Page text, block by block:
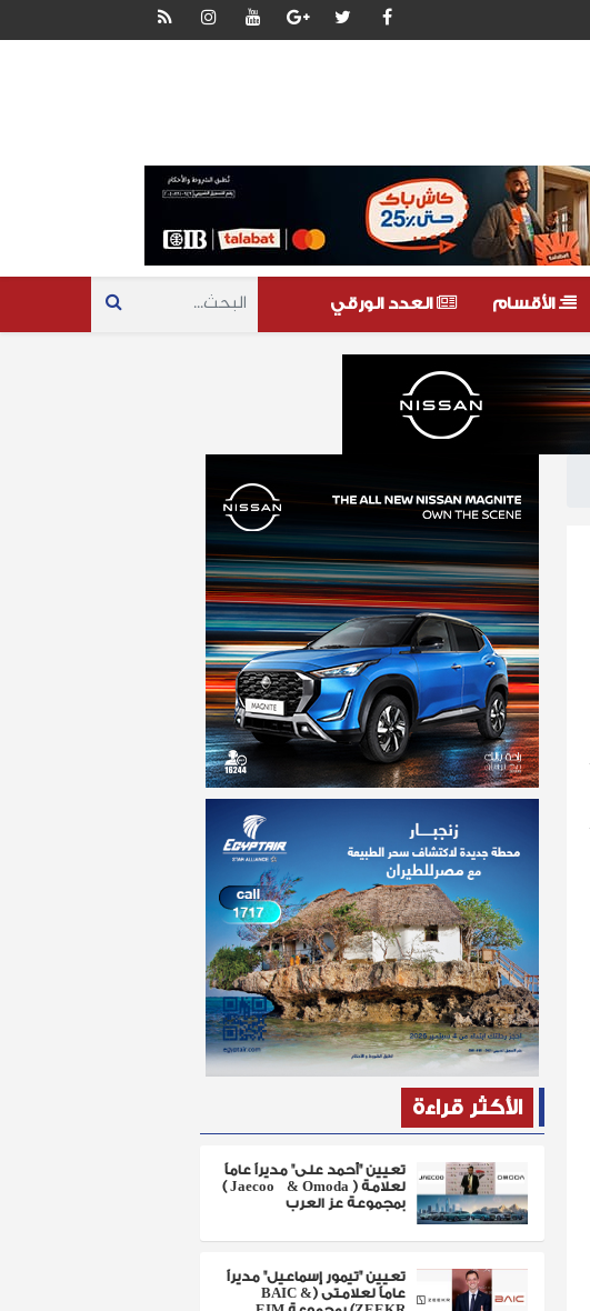
الأقسام العدد الورقي
الأكثر قراءة
تعيين "أحمد على" مديراً عاماً
لعلامة ( Jaecoo & Omoda )
بمجموعة عز العرب
تعيين "تيمور إسماعيل" مديراً
عاماً لعلامتى (BAIC &